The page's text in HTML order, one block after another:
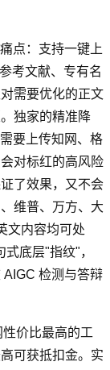
点：支持一键上
考文献、专有名
需要优化的正文
独家的精准降
要上传知网、格
对标红的高风险
了效果，又不会
维普、万方、大
文内容均可处
底层"指纹"，
检测与答辩
价比最高的工
可获抵扣金。实